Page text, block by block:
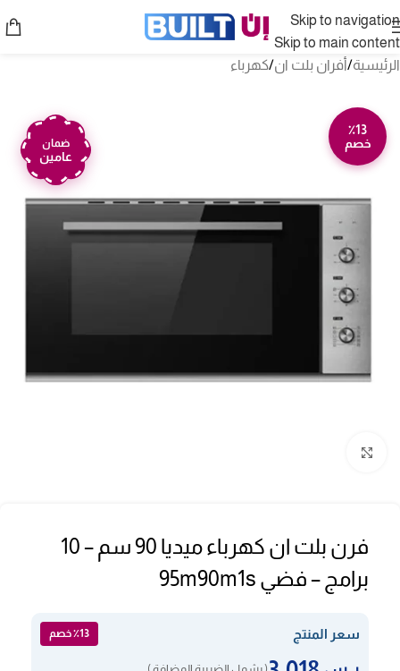
Skip to navigation
Skip to main content
الرئيسية/أفران بلت ان/كهرباء
٪13
خصم
ضمان
عامين
فرن بلت ان كهرباء ميديا 90 سم – 10
برامج – فضي 95m90m1s
سعر المنتج ٪13 خصم
( يشمل الضريبة المضافة )